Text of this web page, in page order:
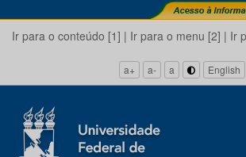
Ir para o conteúdo [1] | Ir para o menu [2] | Ir
a+ a- a English